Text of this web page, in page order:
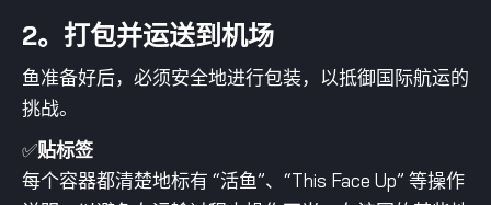
2。打包并运送到机场
鱼准备好后，必须安全地进行包装，以抵御国际航运的
挑战。
✅贴标签
每个容器都清楚地标有 “活鱼”、“This Face Up” 等操作